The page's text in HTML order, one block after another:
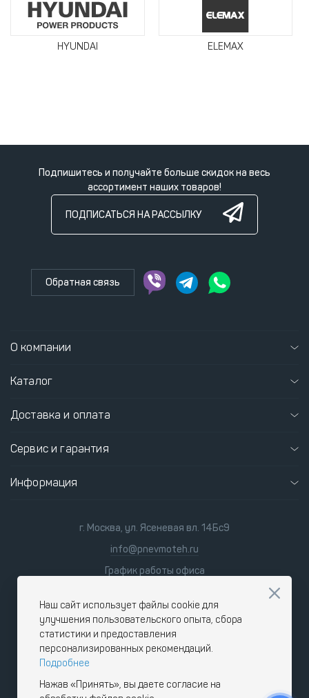
HYUNDAI ELEMAX
Подпишитесь и получайте больше скидок на весь
ассортимент наших товаров!
ПОДПИСАТЬСЯ НА РАССЫЛКУ
Обратная связь
О компании
Каталог
Доставка и оплата
Сервис и гарантия
Информация
г. Москва, ул. Ясеневая вл. 14Бс9
info@pnevmoteh.ru
График работы офиса
9:00 - 18:00
Наш сайт использует файлы cookie для
улучшения пользовательского опыта, сбора
статистики и предоставления
персонализированных рекомендаций.
Подробнее
Нажав «Принять», вы даете согласие на